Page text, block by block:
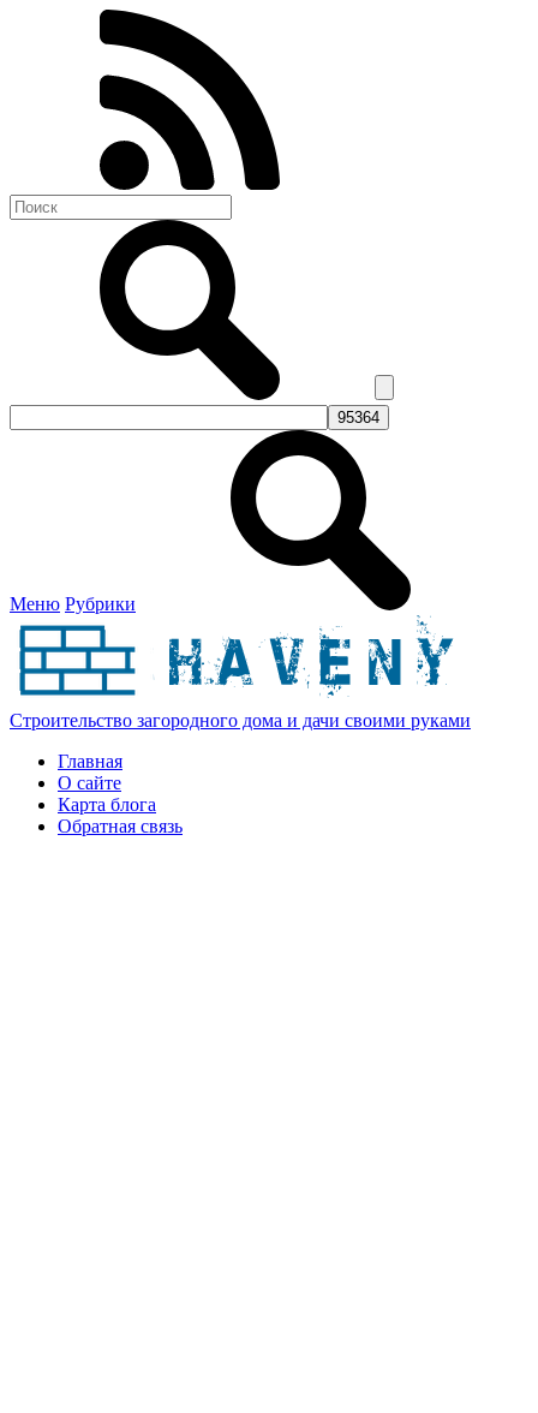
Меню Рубрики
Строительство загородного дома и дачи своими руками
Главная
О сайте
Карта блога
Обратная связь